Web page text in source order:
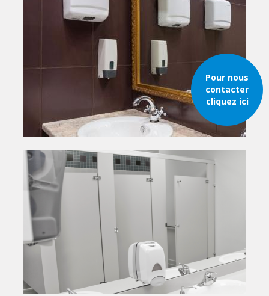
Pour nous
contacter
cliquez ici